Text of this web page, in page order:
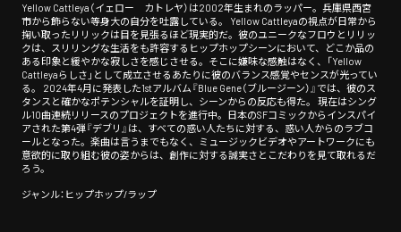
Yellow Cattleya（イェロー カトレヤ）は2002年生まれのラッパー。兵庫県西宮
市から飾らない等身大の自分を吐露している。 Yellow Cattleyaの視点が日常から
掬い取ったリリックは目を見張るほど現実的だ。彼のユニークなフロウとリリッ
クは、スリリングな生活をも許容するヒップホップシーンにおいて、どこか品の
ある印象と緩やかな寂しさを感じさせる。そこに嫌味な感触はなく、「Yellow
Cattleyaらしさ」として成立させるあたりに彼のバランス感覚やセンスが光ってい
る。 2024年4月に発表した1stアルバム『Blue Gene（ブルージーン）』では、彼のス
タンスと確かなポテンシャルを証明し、シーンからの反応も得た。 現在はシング
ル10曲連続リリースのプロジェクトを進行中。日本のSFコミックからインスパイ
アされた第4弾『デブリ』は、すべての惑い人たちに対する、惑い人からのラブコ
ールとなった。楽曲は言うまでもなく、ミュージックビデオやアートワークにも
意欲的に取り組む彼の姿からは、創作に対する誠実さとこだわりを見て取れるだ
ろう。
ジャンル：ヒップホップ/ラップ